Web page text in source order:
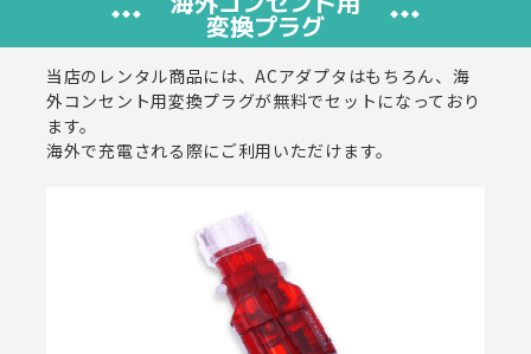
変換プラグ
当店のレンタル商品には、ACアダプタはもちろん、海
外コンセント用変換プラグが無料でセットになっており
ます。
海外で充電される際にご利用いただけます。